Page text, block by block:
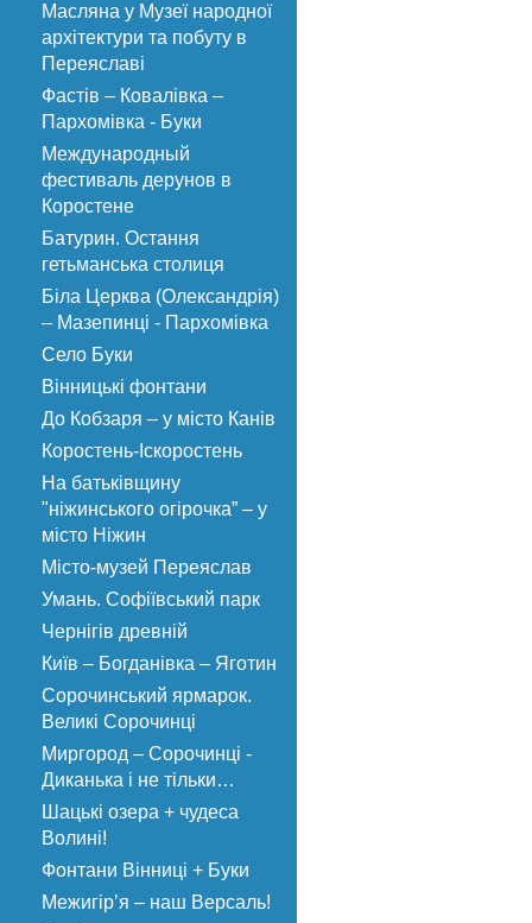
Масляна у Музеї народної
архітектури та побуту в
Переяславі
Фастів – Ковалівка –
Пархомівка - Буки
Международный
фестиваль дерунов в
Коростене
Батурин. Остання
гетьманська столиця
Біла Церква (Олександрія)
– Мазепинці - Пархомівка
Село Буки
Вінницькі фонтани
До Кобзаря – у місто Канів
Коростень-Іскоростень
На батьківщину
"ніжинського огірочка” – у
місто Ніжин
Місто-музей Переяслав
Умань. Софіївський парк
Чернігів древній
Київ – Богданівка – Яготин
Сорочинський ярмарок.
Великі Сорочинці
Миргород – Сорочинці -
Диканька і не тільки…
Шацькі озера + чудеса
Волині!
Фонтани Вінниці + Буки
Межигір’я – наш Версаль!